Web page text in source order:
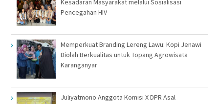
Kesadaran Masyarakat melalui Sosialisasi
Pencegahan HIV
Memperkuat Branding Lereng Lawu: Kopi Jenawi
Diolah Berkualitas untuk Topang Agrowisata
Karanganyar
Juliyatmono Anggota Komisi X DPR Asal